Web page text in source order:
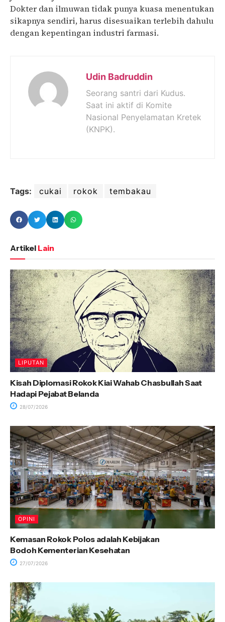
Dokter dan ilmuwan tidak punya kuasa menentukan
sikapnya sendiri, harus disesuaikan terlebih dahulu
dengan kepentingan industri farmasi.
Udin Badruddin
Seorang santri dari Kudus.
Saat ini aktif di Komite
Nasional Penyelamatan Kretek
(KNPK).
Tags: cukai rokok tembakau
Artikel Lain
LIPUTAN
Kisah Diplomasi Rokok Kiai Wahab Chasbullah Saat
Hadapi Pejabat Belanda
28/07/2026
OPINI
Kemasan Rokok Polos adalah Kebijakan
Bodoh Kementerian Kesehatan
27/07/2026